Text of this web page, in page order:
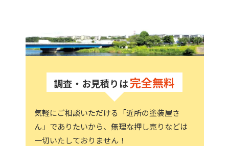
調査・お見積りは完全無料
気軽にご相談いただける「近所の塗装屋さ
ん」でありたいから、 無理な押し売りなどは
一切いたしておりません！